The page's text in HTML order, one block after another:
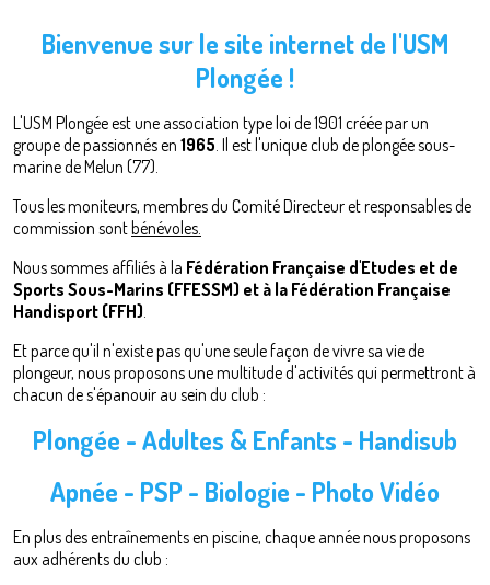
Bienvenue sur le site internet de l'USM
Plongée !
L'USM Plongée est une association type loi de 1901 créée par un
groupe de passionnés en 1965 . Il est l'unique club de plongée sous-
marine de Melun (77).
Tous les moniteurs, membres du Comité Directeur et responsables de
commission sontbénévoles.
Nous sommes affiliés à la Fédération Française d'Etudes et de
Sports Sous-Marins (FFESSM) et à la Fédération Française
Handisport (FFH)
Et parce qu'il n'existe pas qu'une seule façon de vivre sa vie de
plongeur, nous proposons une multitude d'activités qui permettront à
chacun de s'épanouir au sein du club :
Plongée - Adultes & Enfants - Handisub
Apnée - PSP - Biologie - Photo Vidéo
En plus des entraînements en piscine, chaque année nous proposons
aux adhérents du club :